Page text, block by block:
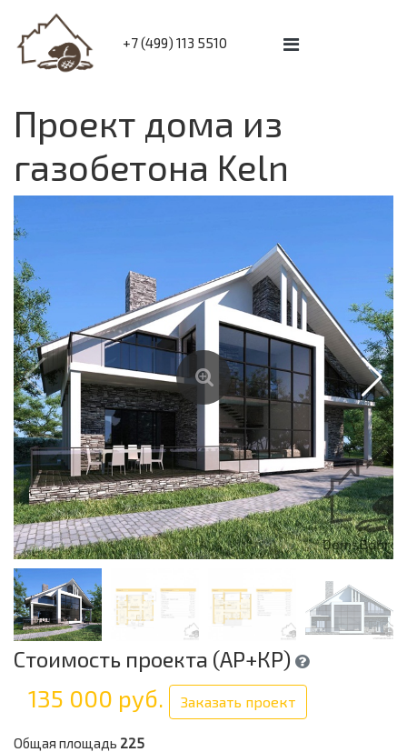
+7 (499) 113 5510
Проект дома из
газобетона Keln
Стоимость проекта (АР+КР)
135 000 руб. Заказать проект
Общая площадь 225